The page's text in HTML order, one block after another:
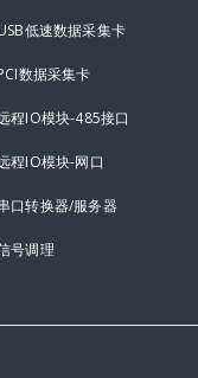
低速数据采集卡
数据采集卡
程IO模块-485接口
程IO模块-网口
口转换器/服务器
号调理